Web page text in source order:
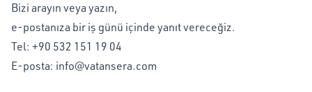
Bizi arayın veya yazın,
e-postanıza bir iş günü içinde yanıt vereceğiz.
Tel: +90 532 151 19 04
E-posta: info@vatansera.com